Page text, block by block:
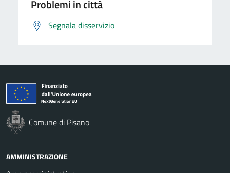
Problemi in città
Segnala disservizio
Comune di Pisano
AMMINISTRAZIONE